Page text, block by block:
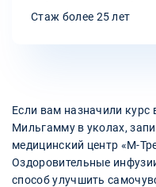
Стаж более 25 лет
Если вам назначили
Мильгамму в уколах,
медицинский центр «М-
Оздоровительные
способ улучшить